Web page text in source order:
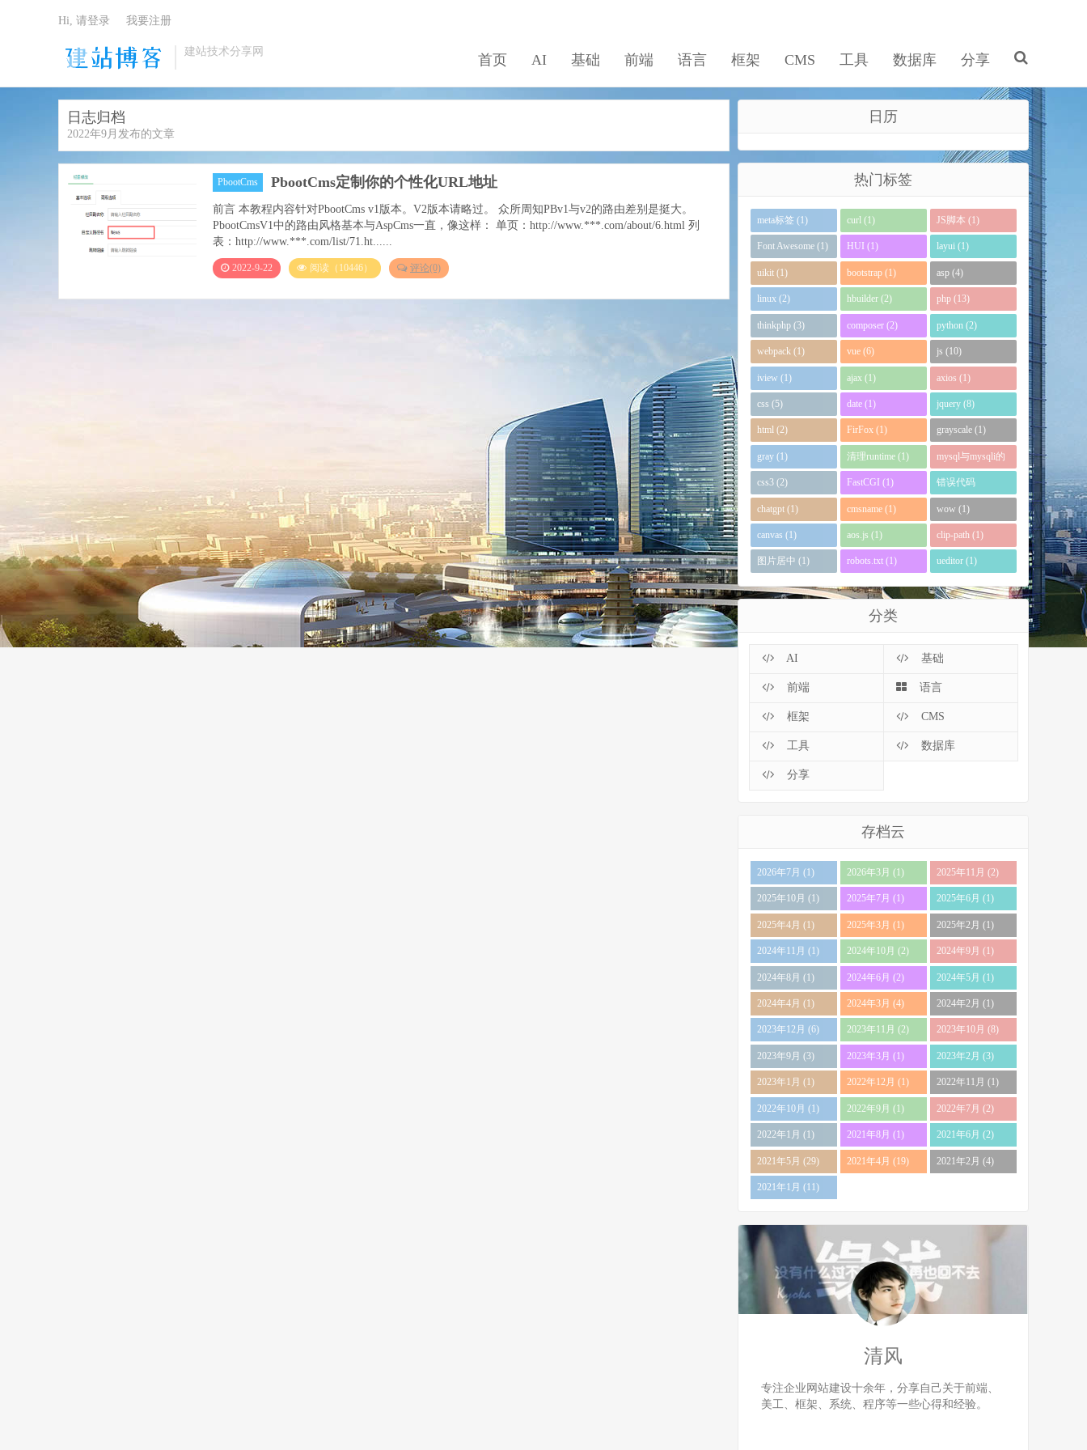
建站技术分享网
首页 AI 基础 前端 语言 框架 CMS 工具 数据库 分享
Hi, 请登录 我要注册
日志归档
2022年9月发布的文章
PbootCms PbootCms定制你的个性化URL地址
前言 本教程内容针对PbootCms v1版本。V2版本请略过。 众所周知PBv1与v2的路由差别是挺大。
PbootCmsV1中的路由风格基本与AspCms一直，像这样： 单页：http://www.***.com/about/6.html 列
表：http://www.***.com/list/71.ht......
2022-9-22 阅读（10446） 评论(0)
日历
热门标签
meta标签 (1) curl (1) JS脚本 (1)
Font Awesome (1) HUI (1) layui (1)
uikit (1) bootstrap (1) asp (4)
linux (2) hbuilder (2) php (13)
thinkphp (3) composer (2) python (2)
webpack (1) vue (6) js (10)
iview (1) ajax (1) axios (1)
css (5) date (1) jquery (8)
html (2) FirFox (1) grayscale (1)
gray (1) 清理runtime (1) mysql与mysqli的
区别 (1)
css3 (2) FastCGI (1) 错误代码
0xc0000135 (1)
chatgpt (1) cmsname (1) wow (1)
canvas (1) aos.js (1) clip-path (1)
图片居中 (1) robots.txt (1) ueditor (1)
分类
AI 基础
前端 语言
框架 CMS
工具 数据库
分享
存档云
2026年7月 (1) 2026年3月 (1) 2025年11月 (2)
2025年10月 (1) 2025年7月 (1) 2025年6月 (1)
2025年4月 (1) 2025年3月 (1) 2025年2月 (1)
2024年11月 (1) 2024年10月 (2) 2024年9月 (1)
2024年8月 (1) 2024年6月 (2) 2024年5月 (1)
2024年4月 (1) 2024年3月 (4) 2024年2月 (1)
2023年12月 (6) 2023年11月 (2) 2023年10月 (8)
2023年9月 (3) 2023年3月 (1) 2023年2月 (3)
2023年1月 (1) 2022年12月 (1) 2022年11月 (1)
2022年10月 (1) 2022年9月 (1) 2022年7月 (2)
2022年1月 (1) 2021年8月 (1) 2021年6月 (2)
2021年5月 (29) 2021年4月 (19) 2021年2月 (4)
2021年1月 (11)
清风
专注企业网站建设十余年，分享自己关于前端、
美工、框架、系统、程序等一些心得和经验。